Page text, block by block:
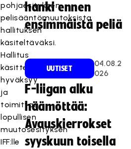
pohjaesityksen
pelisääntömuutoksista
hallituksen
käsiteltäväksi.
Hallitus
käsittelee,
hyväksyy
ja
toimittaa
lopullisen
muutosesityksen
IFF:lle
hanki ennen
ensimmäistä peliä
UUTISET
04.08.2
026
F-liigan alku
häämöttää:
Avauskierrokset
syyskuun toisella